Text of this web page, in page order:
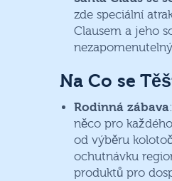
zde speciální
Clausem a jeho
Na Co se
Rodinná zábava
něco pro
od výběru
ochutnávku
produktů pro